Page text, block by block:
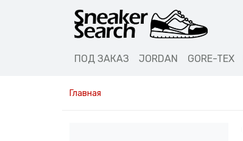
ПОД ЗАКАЗ JORDAN GORE-TEX
Главная